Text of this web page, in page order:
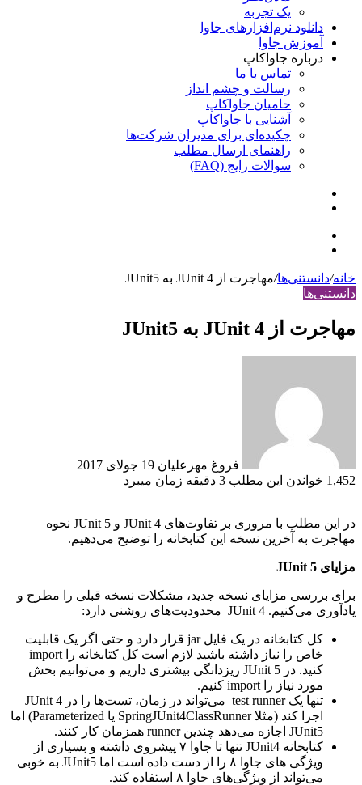
یک تجربه
دانلود نرم‌افزارهای جاوا
آموزش جاوا
درباره جاواکاپ
تماس با ما
رسالت و چشم انداز
حامیان جاواکاپ
آشنایی با جاواکاپ
چکیده‌ای برای مدیران شرکت‌ها
راهنمای ارسال مطلب
سوالات رایج (FAQ)
خانه/دانستنی‌ها/مهاجرت از JUnit 4 به JUnit5
دانستنی‌ها
مهاجرت از JUnit 4 به JUnit5
فروغ مهرعلیان 19 جولای 2017
1,452 خواندن این مطلب 3 دقیقه زمان می‎برد
در این مطلب با مروری بر تفاوت‌های JUnit 4 و JUnit 5 نحوه
مهاجرت به آخرین نسخه این کتابخانه را توضیح می‌دهیم.
مزایای JUnit 5
برای بررسی مزایای نسخه جدید، مشکلات نسخه قبلی را مطرح و
یادآوری می‌کنیم. JUnit 4 محدودیت‌های روشنی دارد:
کل کتابخانه در یک فایل jar قرار دارد و حتی اگر یک قابلیت
خاص را نیاز داشته باشید لازم است کل کتابخانه را import
کنید. در JUnit 5 ریزدانگی بیشتری داریم و می‌توانیم بخش
مورد نیاز را import کنیم.
تنها یک test runner می‌تواند در زمان، تست‌ها را در JUnit 4
اجرا کند (مثلا SpringJUnit4ClassRunner یا Parameterized) اما
JUnit5 اجازه می‌دهد چندین runner همزمان کار کنند.
کتابخانه JUnit4 تنها تا جاوا ۷ پیشروی داشته و بسیاری از
ویژگی های جاوا ۸ را از دست داده است اما JUnit5 به خوبی
می‌تواند از ویژگی‌های جاوا ۸ استفاده کند.